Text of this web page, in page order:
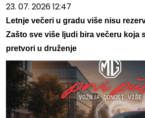
23. 07. 2026 12:47
Letnje večeri u gradu više nisu
Zašto sve više ljudi bira večeru koja
pretvori u druženje